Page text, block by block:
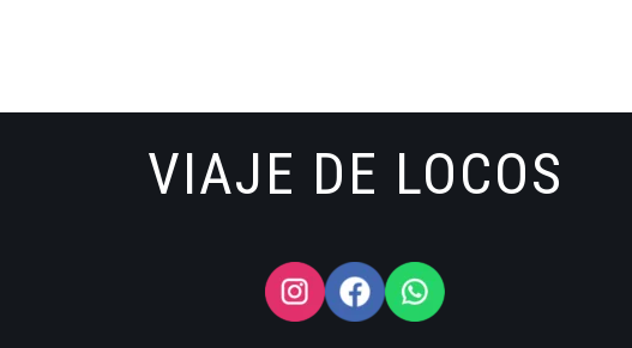
VIAJE DE LOCOS